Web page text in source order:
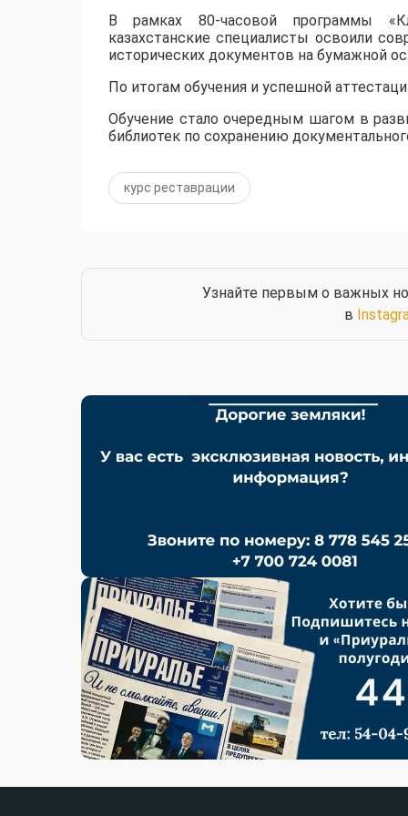
​В рамках 80-часовой программы
казахстанские специалисты освоили
исторических документов на бумажной
По итогам обучения и успешной
Обучение стало очередным шагом в
библиотек по сохранению
курс реставрации
Узнайте первым о важных
в